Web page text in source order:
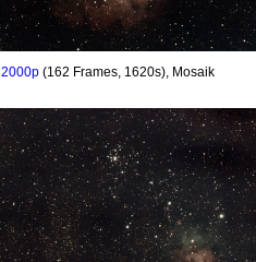
2000p (162 Frames, 1620s), Mosaik